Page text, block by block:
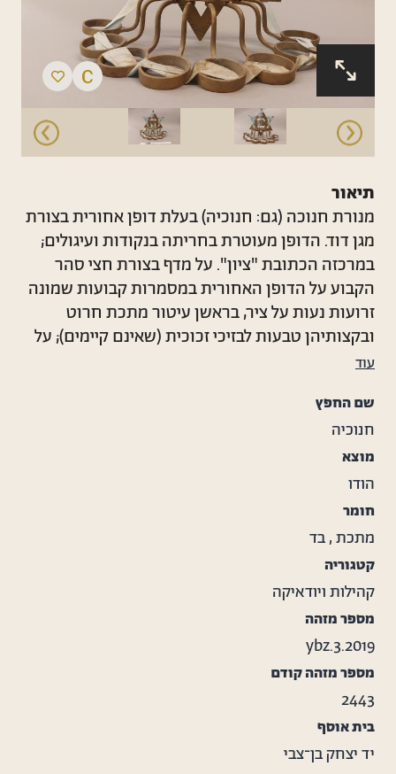
תיאור
מנורת חנוכה (גם: חנוכיה) בעלת דופן אחורית בצורת
מגן דוד. הדופן מעוטרת בחריתה בנקודות ועיגולים;
במרכזה הכתובת "ציון". על מדף בצורת חצי סהר
הקבוע על הדופן האחורית במסמרות קבועות שמונה
זרועות נעות על ציר, בראשן עיטור מתכת חרוט
ובקצותיהן טבעות לבזיכי זכוכית (שאינם קיימים); על
שבראשה עיטור. בגב הדופן האחורית מדבקה מלבנית
ועליה כתוב בכתב דפוס "מאת מתפללי בית הכנסת
רשבי ליוצאי מצרים, עכו, ו' אדר תשי"ח". לצידה
האופיינית לקהילת יהודי הודו, הוענקה לנשיא בביקור
בבית הכנסת רשב"י בעכו בידי הגבאי יחזקאל אגא.
עוד
שם החפץ
חנוכיה
מוצא
הודו
חומר
מתכת,בד
קטגוריה
קהילות ויודאיקה
מספר מזהה
ybz.3.2019
מספר מזהה קודם
2443
בית אוסף
יד יצחק בן־צבי